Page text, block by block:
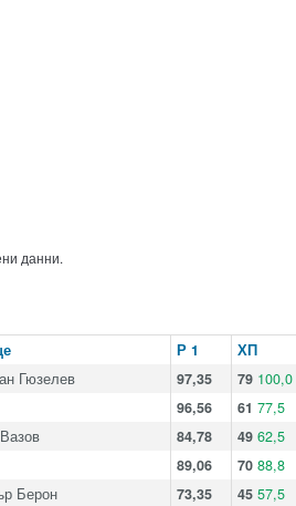
данни.
Р 1 ХП
Гюзелев 97,35 79 100,0
96,56 61 77,5
84,78 49 62,5
89,06 70 88,8
Берон 73,35 45 57,5